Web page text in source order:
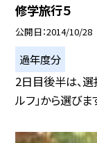
修学旅行５
公開日 2014/10/28
過年度分
2日目後半は、選
ルフ」から選びま